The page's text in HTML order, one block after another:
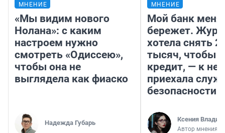
МНЕНИЕ
«Мы видим нового
Нолана»: с каким
настроем нужно
смотреть «Одиссею»,
чтобы она не
выглядела как фиаско
Надежда Губарь
МНЕНИЕ
Мой банк меня
бережет.
хотела снять
тысяч, чтобы
кредит, — к
приехала
безопасности
Ксения
Автор мнения